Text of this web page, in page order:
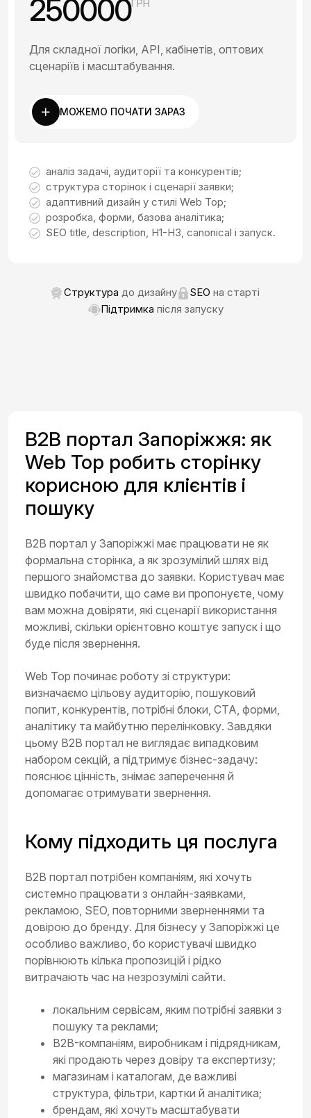
250000 ГРН
Для складної логіки, API, кабінетів, оптових
сценаріїв і масштабування.
МОЖЕМО ПОЧАТИ ЗАРАЗ
аналіз задачі, аудиторії та конкурентів;
структура сторінок і сценарії заявки;
адаптивний дизайн у стилі Web Top;
розробка, форми, базова аналітика;
SEO title, description, H1-H3, canonical і запуск.
Структура до дизайну SEO на старті
Підтримка після запуску
B2B портал Запоріжжя: як
Web Top робить сторінку
корисною для клієнтів і
пошуку
B2B портал у Запоріжжі має працювати не як
формальна сторінка, а як зрозумілий шлях від
першого знайомства до заявки. Користувач має
швидко побачити, що саме ви пропонуєте, чому
вам можна довіряти, які сценарії використання
можливі, скільки орієнтовно коштує запуск і що
буде після звернення.
Web Top починає роботу зі структури:
визначаємо цільову аудиторію, пошуковий
попит, конкурентів, потрібні блоки, CTA, форми,
аналітику та майбутню перелінковку. Завдяки
цьому B2B портал не виглядає випадковим
набором секцій, а підтримує бізнес-задачу:
пояснює цінність, знімає заперечення й
допомагає отримувати звернення.
Кому підходить ця послуга
B2B портал потрібен компаніям, які хочуть
системно працювати з онлайн-заявками,
рекламою, SEO, повторними зверненнями та
довірою до бренду. Для бізнесу у Запоріжжі це
особливо важливо, бо користувачі швидко
порівнюють кілька пропозицій і рідко
витрачають час на незрозумілі сайти.
локальним сервісам, яким потрібні заявки з
пошуку та реклами;
B2B-компаніям, виробникам і підрядникам,
які продають через довіру та експертизу;
магазинам і каталогам, де важливі
структура, фільтри, картки й аналітика;
брендам, які хочуть масштабувати